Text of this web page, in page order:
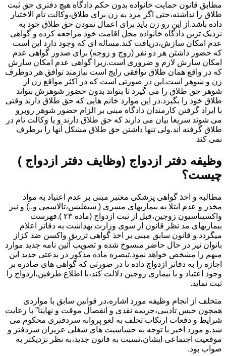
مطابق قانون حمایت خانواده بدون حکم دادگاه هیچ دفتری حق ثبت
طلاق را نداشته،حتی اگر مرد به زن برای طلاق،وکالت تام الاختیار
داده باشد.از این رو زن باید برای اعمال نمودن حق طلاق خود به
نزدیک ترین دادگاه خانواده محل اقامت خود مراجعه کرده و گواهی
عدم امکان سازش،دریافت کند.مساله ای که وجود دارد این است
که حضور داشتن هر دو نفر (زوج و زوجه) برای صدور گواهی عدم
امکان سازش لازم و ضروری است.زیرا گواهی عدم امکان سازش
که در واقع همان طلاق توافقی رایج است نیازمند توافق هر دوطرف
زن و شوهر است.این در صورتی است که در اکثر مواقع زن از
شوهر حق طلاق را می گیرد تا بتواند بدون حضور شوهرش بتواند
طلاق خود را بگیرد.در این موارد خانم هایی که حق طلاق دارند وقتی
با ایراد گرفتن کارمندان دادگاه مبنی بر الزام حضور شوهر روبرو
می شوند سریعا بیان می دارند که حق طلاق دارند و یا وکالت تام در
طلاق گرفته اند.ولی تنها داشتن حق طلاق مشکل آنها را برطرف
نمی کند
وظیفه دفتر ازدواج (وظایف دفتر ازدواج )
چیست؟
مطالبه و اخذ گواهی پزشکی معتبر مبنی بر عدم اعتیاد به مواد
مخدر و عدم ابتلا به بیماریهای مسری ( سیفلیس،تالاسمی و..) و نیز
واکسیناسیون زوجین،قبل از ثبت ازدواج (ماده ۲۳ ).فهرست
بیماریهای مد نظر قانون از سوی وزارت بهداشت به دفاتر اعلام
میگردد.و قانون سابق مبنی بر اخذ گواهی تزریق واکسن ضد کزاز
بانوان نیز در حال حاضر منسوخ شده و تصویب آئین نامه جدید موارد
مبهم را مشخص خواهد نمود.تبصره ماده مذکور در بدعتی جدید این
اجازه را به دفاتر ازدواج داده تا در صورتی که گواهی های صادره بر
وجود اعتیاد و یا بیماری زوجین دلالت کند،با اطلاع طرفین،ازدواج را
ثبت نماید.
متخلف از انجام وظیفه مورد اشاره،در قوانین سابق با مواردی
همچون حبس تادیبی،جریمه نقدی و انفصال موقت و نهایتا” با رعایت
شرایط و دفعات ارتکاب تخلف به لغو پروانه سردفتری محکوم می
شد.و مورد اخیر با توجه به حساسیت های شغلی عزیزان سردفتر و
موقعیت اجتماعی ایشان،نسبت به قانون جدید،به نظر نزدیکتر به
صواب بود.